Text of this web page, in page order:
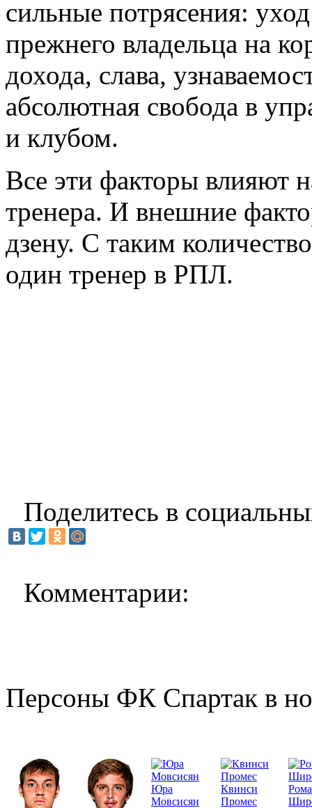
сильные потрясения:
прежнего владельца на
дохода, слава,
абсолютная свобода в
и клубом.
Все эти факторы влияют
тренера. И внешние
дзену. С таким
один тренер в РПЛ.
Поделитесь в
Комментарии:
Персоны ФК Спартак в
Юра
Мовсисян
Квинси
Промес